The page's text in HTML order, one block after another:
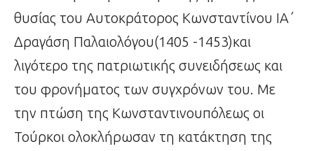
θυσίας του Αυτοκράτορος Κωνσταντίνου ΙΑ΄
Δραγάση Παλαιολόγου(1405 -1453)και
λιγότερο της πατριωτικής συνειδήσεως και
του φρονήματος των συγχρόνων του. Με
την πτώση της Κωνσταντινουπόλεως οι
Τούρκοι ολοκλήρωσαν τη κατάκτηση της